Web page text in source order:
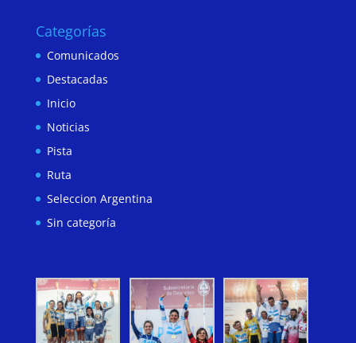
Categorías
Comunicados
Destacadas
Inicio
Noticias
Pista
Ruta
Seleccion Argentina
Sin categoría